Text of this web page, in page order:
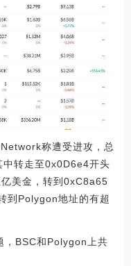
称遭受进攻，总
转走至0x0D6e4开头
美金，转到0xC8a65
到Polygon地址的有超
，BSC和Polygon上共